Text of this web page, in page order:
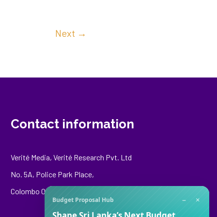
Next →
Contact information
Verité Media, Verité Research Pvt. Ltd
No. 5A, Police Park Place,
Colombo 00500
Budget Proposal Hub − ×